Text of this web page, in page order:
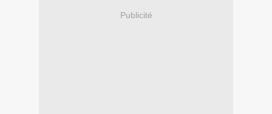
Publicité